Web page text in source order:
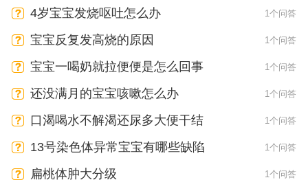
4岁宝宝发烧呕吐怎么办 1个问答
宝宝反复发高烧的原因 1个问答
宝宝一喝奶就拉便便是怎么回事 1个问答
还没满月的宝宝咳嗽怎么办 1个问答
口渴喝水不解渴还尿多大便干结 1个问答
13号染色体异常宝宝有哪些缺陷 1个问答
扁桃体肿大分级 1个问答